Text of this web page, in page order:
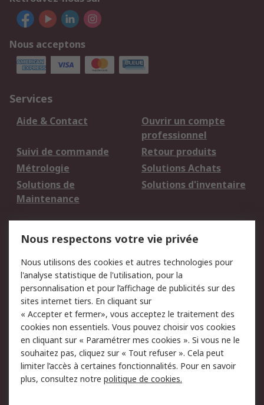
Nous acceptons
Services
Aide & Contact
Ouvrir un compte
professionnel
Suivi de commande
Retour produits
Métrologie
Solutions Achats
Solutions de
Maintenance
Solutions d'inventaire
du site
Politique de protection
des données - Mise à
jour
Sécurité des E-mails
Conditions générales
de vente
Politique anti-
corruption
Campagnes marketing
A propos de RS
Nous respectons votre vie privée
Nous utilisons des cookies et autres technologies pour
l'analyse statistique de l'utilisation, pour la
personnalisation et pour l’affichage de publicités sur des
sites internet tiers. En cliquant sur
« Accepter et fermer», vous acceptez le traitement des
cookies non essentiels. Vous pouvez choisir vos cookies
en cliquant sur « Paramétrer mes cookies ». Si vous ne le
souhaitez pas, cliquez sur « Tout refuser ». Cela peut
limiter l’accès à certaines fonctionnalités. Pour en savoir
plus, consultez notre politique de cookies.